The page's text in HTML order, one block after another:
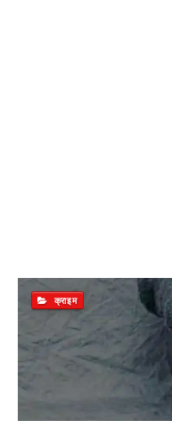
क्राइम